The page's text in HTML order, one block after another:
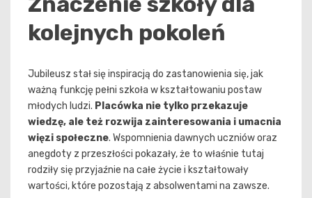
kolejnych pokoleń
Jubileusz stał się inspiracją do zastanowienia się, jak
ważną funkcję pełni szkoła w kształtowaniu postaw
młodych ludzi. Placówka nie tylko przekazuje
wiedzę, ale też rozwija zainteresowania i umacnia
więzi społeczne. Wspomnienia dawnych uczniów oraz
anegdoty z przeszłości pokazały, że to właśnie tutaj
rodziły się przyjaźnie na całe życie i kształtowały
wartości, które pozostają z absolwentami na zawsze.